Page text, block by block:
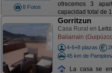
8 Fotos
ofrecemos 3
capacidad total de
Gorritzun
Casa Rural en
Baliarrain
4-6+8 plazas
45 km de
La casa se